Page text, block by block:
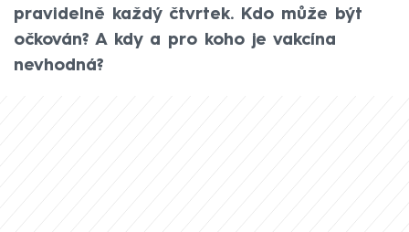
pravidelně každý čtvrtek. Kdo může být
očkován? A kdy a pro koho je vakcína
nevhodná?